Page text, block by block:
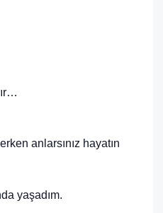
anlarsınız hayatın
yaşadım.